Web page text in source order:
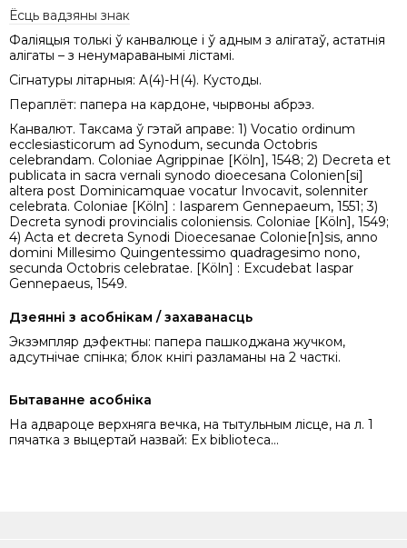
Ёсць вадзяны знак
Фаліяцыя толькi ў канвалюце і ў адным з алігатаў, астатнія
алігаты – з ненумараванымі лістамі.
Сігнатуры літарныя: A(4)-H(4). Кустоды.
Пераплёт: папера на кардоне, чырвоны абрэз.
Канвалют. Таксама ў гэтай аправе: 1) Vocatio ordinum
ecclesiasticorum ad Synodum, secunda Octobris
celebrandam. Coloniae Agrippinae [Köln], 1548; 2) Decreta et
publicata in sacra vernali synodo dioecesana Colonien[si]
altera post Dominicamquae vocatur Invocavit, solenniter
celebrata. Coloniae [Köln] : Iasparem Gennepaeum, 1551; 3)
Decreta synodi provincialis coloniensis. Coloniae [Köln], 1549;
4) Acta et decreta Synodi Dioecesanae Colonie[n]sis, anno
domini Millesimo Quingentessimo quadragesimo nono,
secunda Octobris celebratae. [Köln] : Excudebat Iaspar
Gennepaeus, 1549.
Дзеянні з асобнікам / захаванасць
Экзэмпляр дэфектны: папера пашкоджана жучком,
адсутнічае спінка; блок кнігі разламаны на 2 часткі.
Бытаванне асобніка
На адвароце верхняга вечка, на тытульным лісце, на л. 1
пячатка з выцертай назвай: Ex biblioteca...